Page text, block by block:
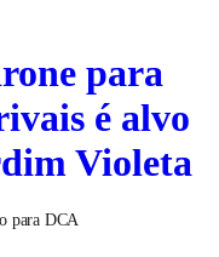
para
é alvo
Violeta
para DCA